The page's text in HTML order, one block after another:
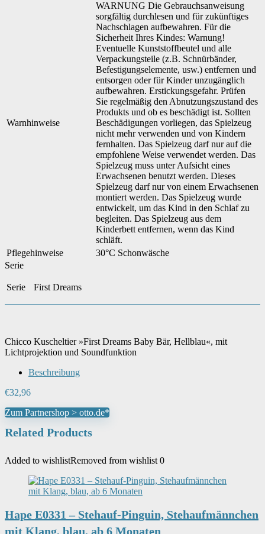
Warnhinweise
WARNUNG Die Gebrauchsanweisung
sorgfältig durchlesen und für zukünftiges
Nachschlagen aufbewahren. Für die
Sicherheit Ihres Kindes: Warnung!
Eventuelle Kunststoffbeutel und alle
Verpackungsteile (z.B. Schnürbänder,
Befestigungselemente, usw.) entfernen und
entsorgen oder für Kinder unzugänglich
aufbewahren. Erstickungsgefahr. Prüfen
Sie regelmäßig den Abnutzungszustand des
Produkts und ob es beschädigt ist. Sollten
Beschädigungen vorliegen, das Spielzeug
nicht mehr verwenden und von Kindern
fernhalten. Das Spielzeug darf nur auf die
empfohlene Weise verwendet werden. Das
Spielzeug muss unter Aufsicht eines
Erwachsenen benutzt werden. Dieses
Spielzeug darf nur von einem Erwachsenen
montiert werden. Das Spielzeug wurde
entwickelt, um das Kind in den Schlaf zu
begleiten. Das Spielzeug aus dem
Kinderbett entfernen, wenn das Kind
schläft.
Pflegehinweise
30°C Schonwäsche
Serie
Serie First Dreams
Chicco Kuscheltier »First Dreams Baby Bär, Hellblau«, mit
Lichtprojektion und Soundfunktion
Beschreibung
€32,96
Zum Partnershop > otto.de*
Related Products
Added to wishlistRemoved from wishlist 0
Hape E0331 – Stehauf-Pinguin, Stehaufmännchen
mit Klang, blau, ab 6 Monaten